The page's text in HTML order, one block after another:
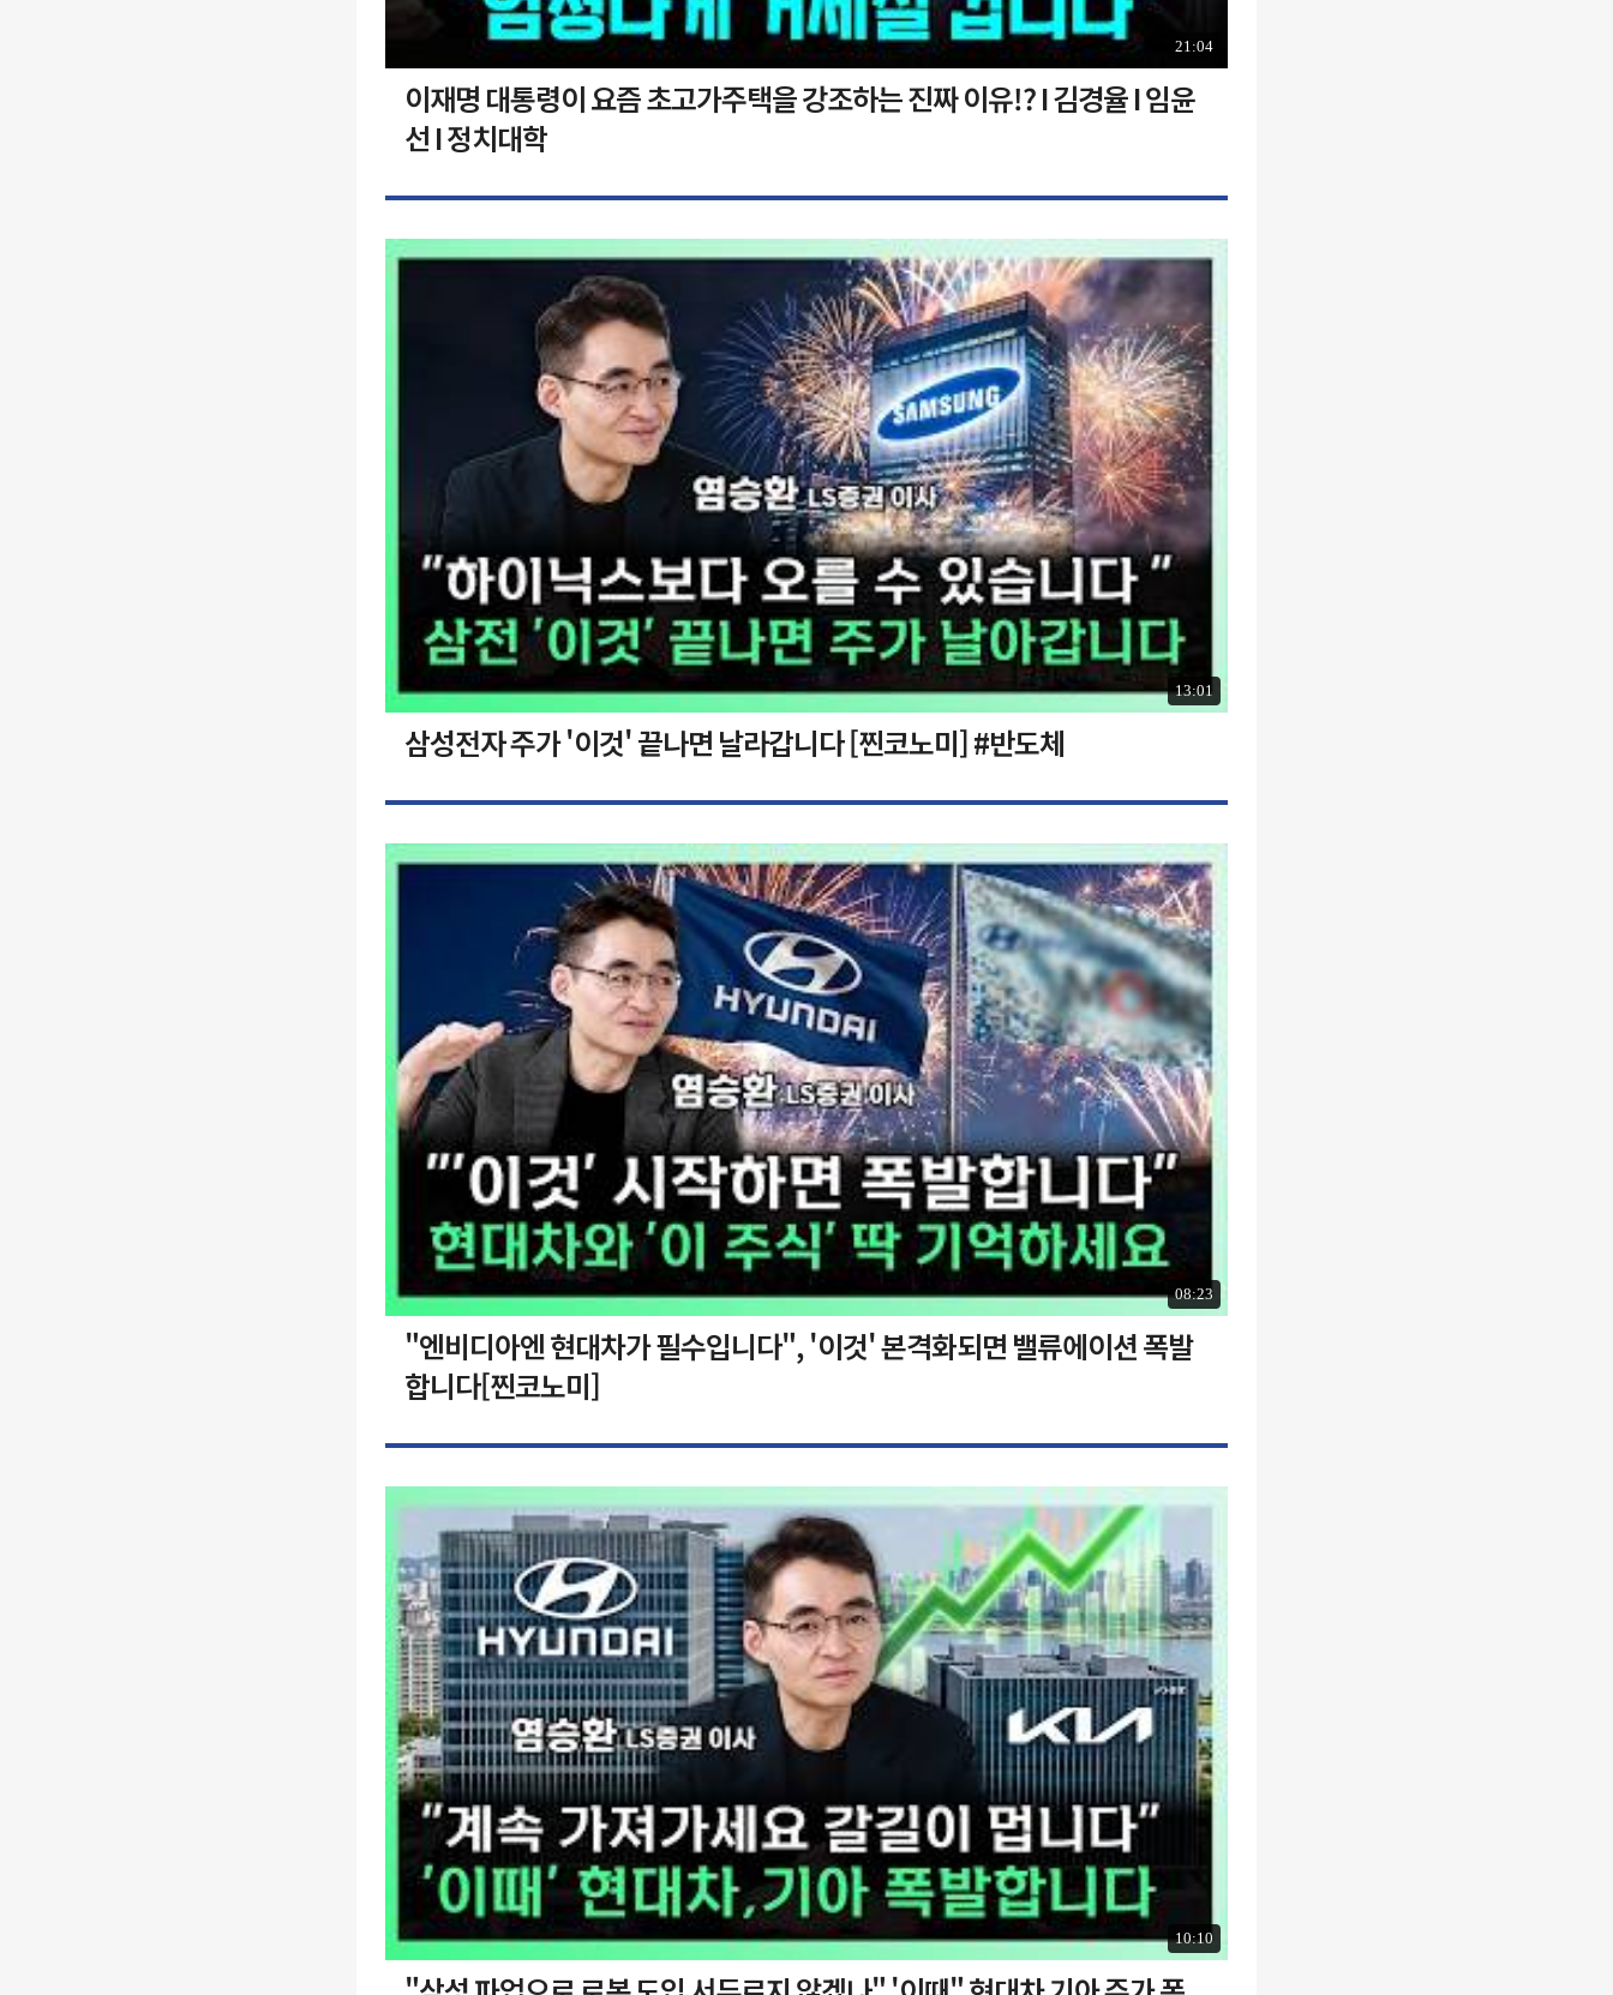
21:04
이재명 대통령이 요즘 초고가주택을 강조하는 진짜 이유!? I 김경율 I 임윤
선 I 정치대학
13:01
삼성전자 주가 '이것' 끝나면 날라갑니다 [찐코노미] #반도체
08:23
"엔비디아엔 현대차가 필수입니다", '이것' 본격화되면 밸류에이션 폭발
합니다[찐코노미]
10:10